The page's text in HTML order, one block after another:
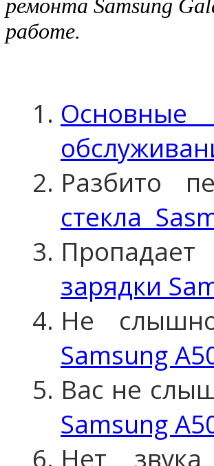
ремонта Samsung
работе.
Разбито
стекла
зарядки
Не
Samsung
Вас не
Samsung
Нет